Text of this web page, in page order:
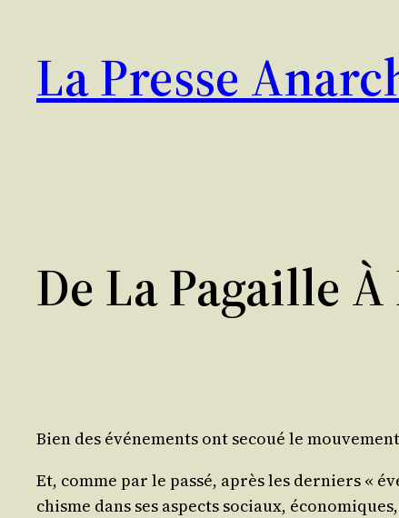
contenu
La Presse
De La Pagaille
Bien des évé­ne­ments ont secoué le
Et, comme par le pas­sé, après les der­niers «
chisme dans ses aspects sociaux,